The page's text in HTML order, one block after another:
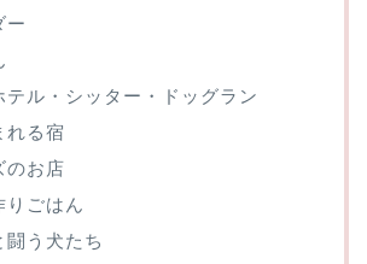
ー
テル・シッター・ドッグラン
れる宿
のお店
りごはん
闘う犬たち